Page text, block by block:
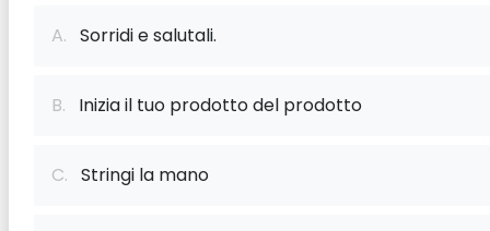
A. Sorridi e salutali.
B. Inizia il tuo prodotto del prodotto
C. Stringi la mano